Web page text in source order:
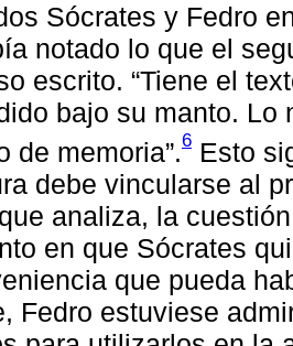
Sócrates y Fedro
notado lo que el
escrito. “Tiene el
bajo su manto. Lo
de memoria”.6 Esto
debe vincularse al
analiza, la
en que Sócrates
que pueda
Fedro estuviese